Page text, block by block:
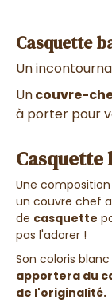
Casquette
Un
Uncouvre-
à porter pour
Casquette
Une
un couvre chef
de casquette
pas l'adorer !
Son coloris
apportera du
de l'originalité.